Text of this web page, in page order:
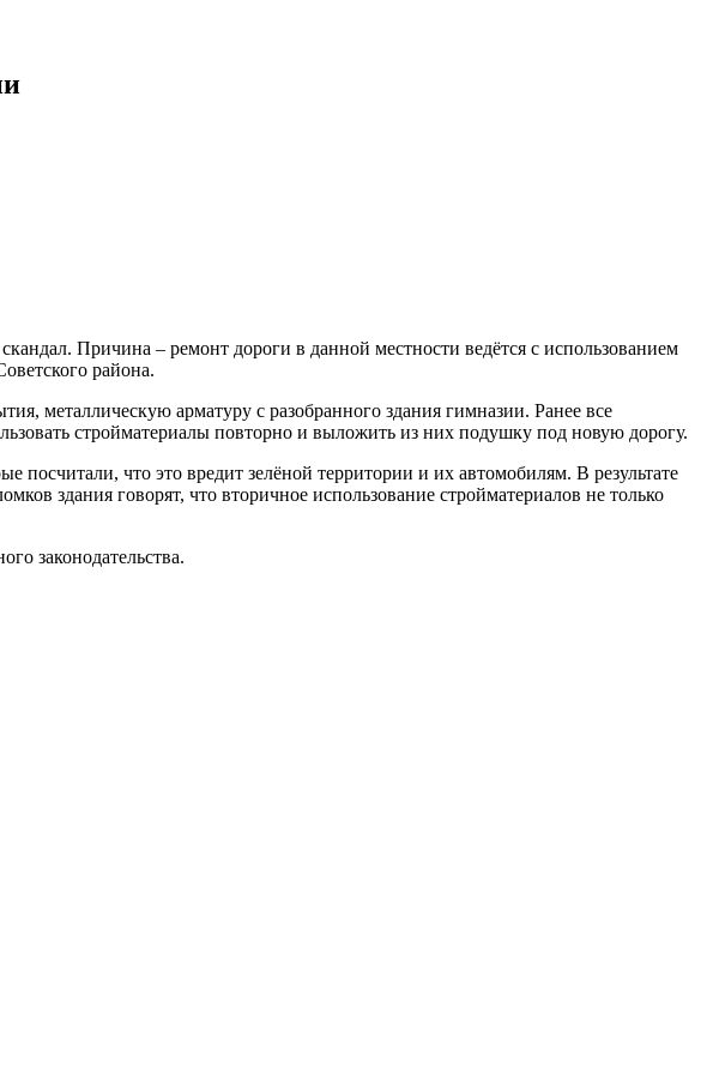
Причина – ремонт дороги в данной местности ведётся с использованием
района.
металлическую арматуру с разобранного здания гимназии. Ранее все
стройматериалы повторно и выложить из них подушку под новую дорогу.
посчитали, что это вредит зелёной территории и их автомобилям. В результате
здания говорят, что вторичное использование стройматериалов не только
законодательства.